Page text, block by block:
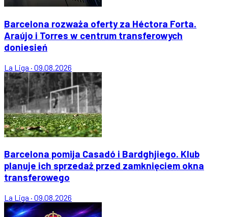
Barcelona rozważa oferty za Héctora Forta.
Araújo i Torres w centrum transferowych
doniesień
La Liga · 09.08.2026
Barcelona pomija Casadó i Bardghjiego. Klub
planuje ich sprzedaż przed zamknięciem okna
transferowego
La Liga · 09.08.2026